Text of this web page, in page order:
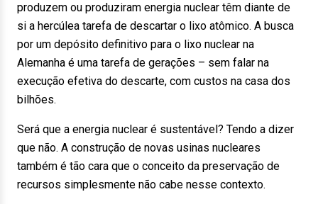
produzem ou produziram energia nuclear têm diante de
si a hercúlea tarefa de descartar o lixo atômico. A busca
por um depósito definitivo para o lixo nuclear na
Alemanha é uma tarefa de gerações – sem falar na
execução efetiva do descarte, com custos na casa dos
bilhões.
Será que a energia nuclear é sustentável? Tendo a dizer
que não. A construção de novas usinas nucleares
também é tão cara que o conceito da preservação de
recursos simplesmente não cabe nesse contexto.